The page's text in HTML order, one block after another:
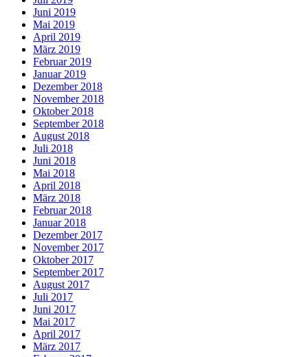
Juni 2019
Mai 2019
April 2019
März 2019
Februar 2019
Januar 2019
Dezember 2018
November 2018
Oktober 2018
September 2018
August 2018
Juli 2018
Juni 2018
Mai 2018
April 2018
März 2018
Februar 2018
Januar 2018
Dezember 2017
November 2017
Oktober 2017
September 2017
August 2017
Juli 2017
Juni 2017
Mai 2017
April 2017
März 2017